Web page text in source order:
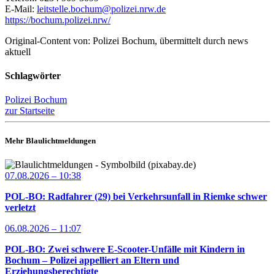
E-Mail: leitstelle.bochum@polizei.nrw.de
https://bochum.polizei.nrw/
Original-Content von: Polizei Bochum, übermittelt durch news
aktuell
Schlagwörter
Polizei Bochum
zur Startseite
Mehr Blaulichtmeldungen
07.08.2026 – 10:38
POL-BO: Radfahrer (29) bei Verkehrsunfall in Riemke schwer
verletzt
06.08.2026 – 11:07
POL-BO: Zwei schwere E-Scooter-Unfälle mit Kindern in
Bochum – Polizei appelliert an Eltern und
Erziehungsberechtigte